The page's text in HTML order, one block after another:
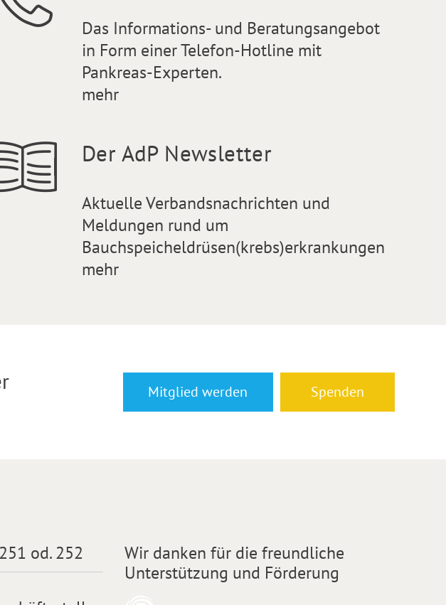
Das Informations- und Beratungsangebot
in Form einer Telefon-Hotline mit
Pankreas-Experten.
mehr
Der AdP Newsletter
Aktuelle Verbandsnachrichten und
Meldungen rund um
Bauchspeicheldrüsen(krebs)erkrankungen
mehr
Mitglied werden Spenden
od. 252
Wir danken für die freundliche
Unterstützung und Förderung